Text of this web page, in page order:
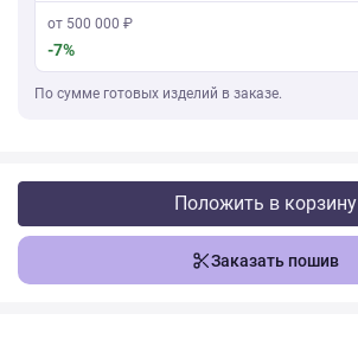
от 500 000 ₽
-7%
По сумме готовых изделий в заказе.
Положить в корзину
Заказать пошив